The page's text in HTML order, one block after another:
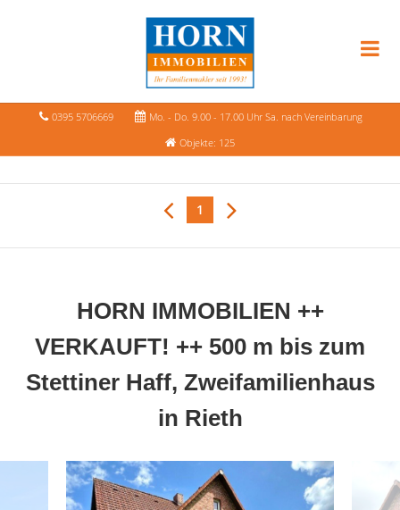
0395 5706669
Mo. - Do. 9.00 - 17.00 Uhr Sa. nach Vereinbarung
Objekte: 125
1
HORN IMMOBILIEN ++
VERKAUFT! ++ 500 m bis zum
Stettiner Haff, Zweifamilienhaus
in Rieth